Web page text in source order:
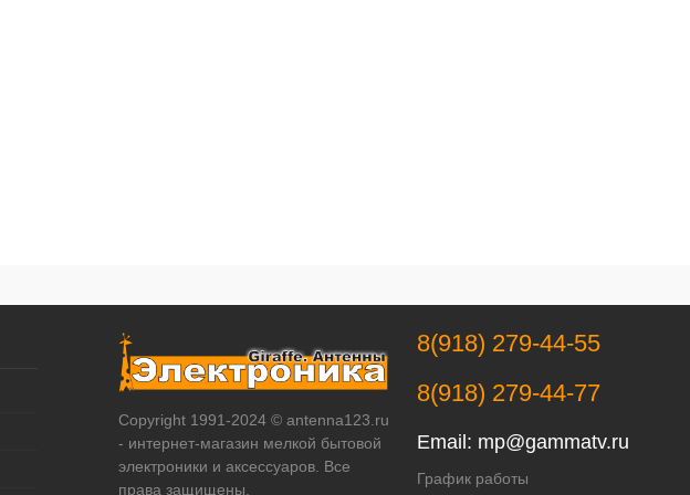
Copyright 1991-2024 © antenna123.ru
- интернет-магазин мелкой бытовой
электроники и аксессуаров. Все
права защищены.
8(918) 279-44-55
8(918) 279-44-77
Email: mp@gammatv.ru
График работы